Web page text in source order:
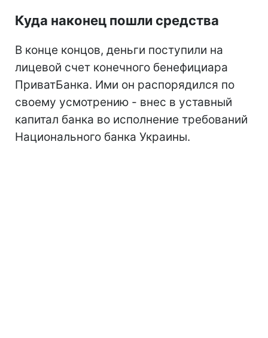
Куда наконец пошли средства
В конце концов, деньги поступили на
лицевой счет конечного бенефициара
ПриватБанка. Ими он распорядился по
своему усмотрению - внес в уставный
капитал банка во исполнение требований
Национального банка Украины.